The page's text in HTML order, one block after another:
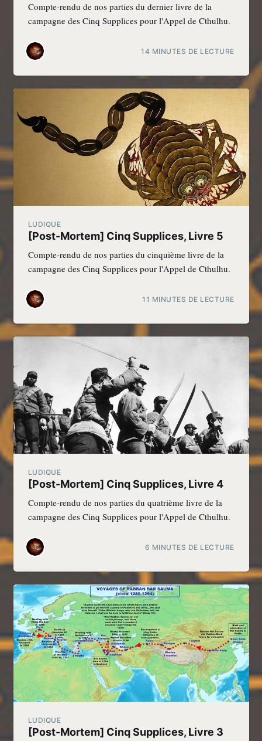
Compte-rendu de nos parties du dernier livre de la
campagne des Cinq Supplices pour l'Appel de Cthulhu.
14 MINUTES DE LECTURE
LUDIQUE
[Post-Mortem] Cinq Supplices, Livre 5
Compte-rendu de nos parties du cinquième livre de la
campagne des Cinq Supplices pour l'Appel de Cthulhu.
11 MINUTES DE LECTURE
LUDIQUE
[Post-Mortem] Cinq Supplices, Livre 4
Compte-rendu de nos parties du quatrième livre de la
campagne des Cinq Supplices pour l'Appel de Cthulhu.
6 MINUTES DE LECTURE
LUDIQUE
[Post-Mortem] Cinq Supplices, Livre 3